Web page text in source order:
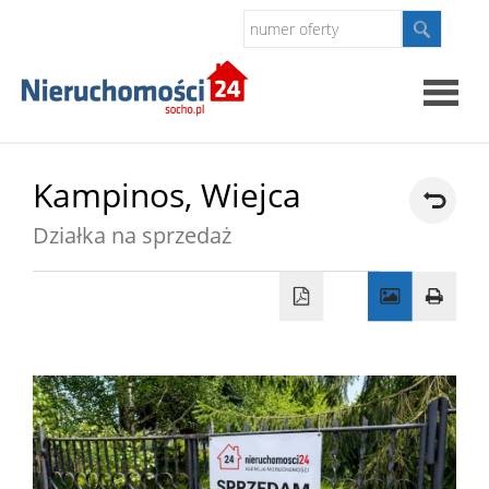
firmie
Kampinos, Wiejca
Działka na sprzedaż